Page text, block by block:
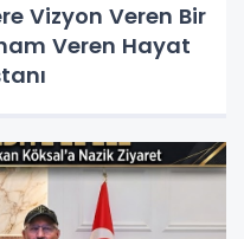
Vizyon Veren Bir
Veren Hayat